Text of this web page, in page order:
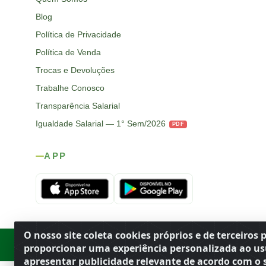
O nosso site coleta cookies próprios e de terceiros
proporcionar uma experiência personalizada ao
apresentar publicidade relevante de acordo com o
Blog
Política de Privacidade
Política de Venda
Trocas e Devoluções
Trabalhe Conosco
Transparência Salarial
Igualdade Salarial — 1° Sem/2026
PDF
APP
Rod. SP-215, s/n, km 98 — Área Rural Porto Ferreira/ ·